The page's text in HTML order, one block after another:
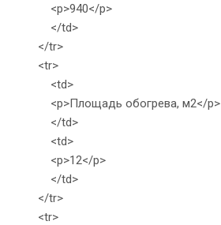
<p>940</p>
</td>
</tr>
<tr>
<td>
<p>Площадь обогрева, м2</p>
</td>
<td>
<p>12</p>
</td>
</tr>
<tr>